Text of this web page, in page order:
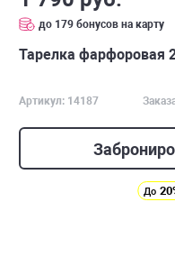
до 179 бонусов на карту
Тарелка фарфоровая
Артикул: 14187
До